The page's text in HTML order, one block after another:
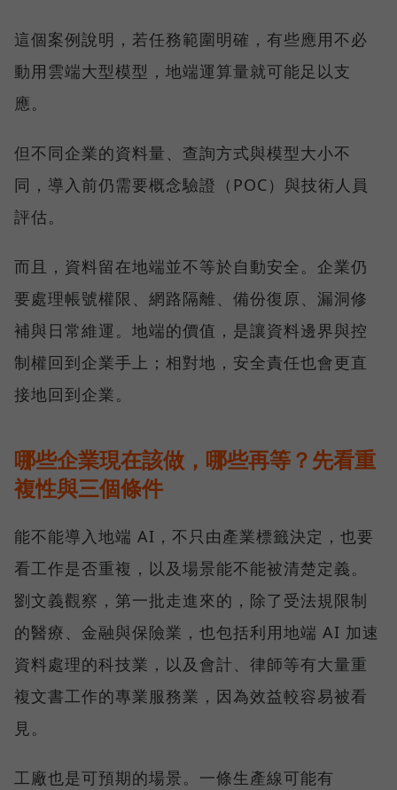
這個案例說明，若任務範圍明確，有些應用不必
動用雲端大型模型，地端運算量就可能足以支
應。
但不同企業的資料量、查詢方式與模型大小不
同，導入前仍需要概念驗證（POC）與技術人員
評估。
而且，資料留在地端並不等於自動安全。企業仍
要處理帳號權限、網路隔離、備份復原、漏洞修
補與日常維運。地端的價值，是讓資料邊界與控
制權回到企業手上；相對地，安全責任也會更直
接地回到企業。
哪些企業現在該做，哪些再等？先看重
複性與三個條件
能不能導入地端 AI，不只由產業標籤決定，也要
看工作是否重複，以及場景能不能被清楚定義。
劉文義觀察，第一批走進來的，除了受法規限制
的醫療、金融與保險業，也包括利用地端 AI 加速
資料處理的科技業，以及會計、律師等有大量重
複文書工作的專業服務業，因為效益較容易被看
見。
工廠也是可預期的場景。一條生產線可能有